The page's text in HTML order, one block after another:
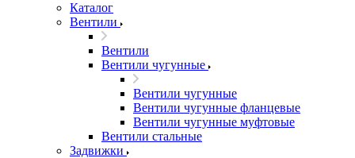
Каталог
Вентили
Вентили
Вентили чугунные
Вентили чугунные
Вентили чугунные фланцевые
Вентили чугунные муфтовые
Вентили стальные
Задвижки